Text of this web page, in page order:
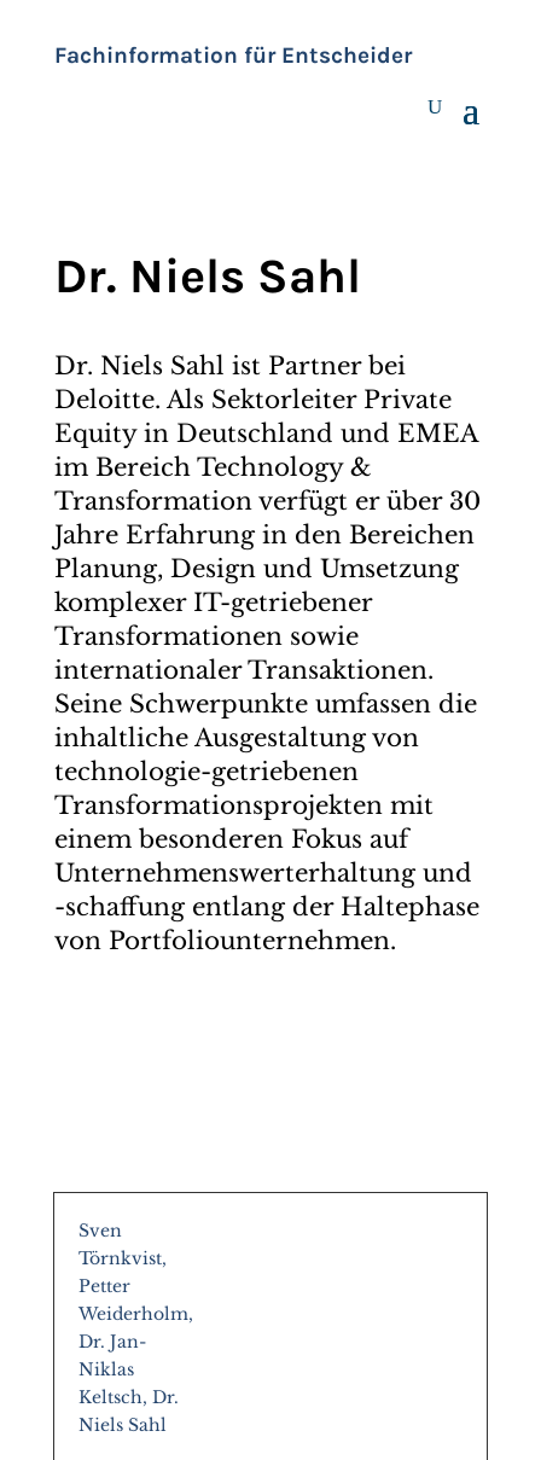
Fachinformation für Entscheider
Dr. Niels Sahl
Dr. Niels Sahl ist Partner bei
Deloitte. Als Sektorleiter Private
Equity in Deutschland und EMEA
im Bereich Technology &
Transformation verfügt er über 30
Jahre Erfahrung in den Bereichen
Planung, Design und Umsetzung
komplexer IT-getriebener
Transformationen sowie
internationaler Transaktionen.
Seine Schwerpunkte umfassen die
inhaltliche Ausgestaltung von
technologie-getriebenen
Transformationsprojekten mit
einem besonderen Fokus auf
Unternehmenswerterhaltung und
-schaffung entlang der Haltephase
von Portfoliounternehmen.
Sven
Törnkvist,
Petter
Weiderholm,
Dr. Jan-
Niklas
Keltsch, Dr.
Niels Sahl